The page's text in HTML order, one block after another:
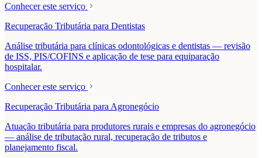
Conhecer este serviço
Recuperação Tributária para Dentistas
Análise tributária para clínicas odontológicas e dentistas — revisão
de ISS, PIS/COFINS e aplicação de tese para equiparação
hospitalar.
Conhecer este serviço
Recuperação Tributária para Agronegócio
Atuação tributária para produtores rurais e empresas do agronegócio
— análise de tributação rural, recuperação de tributos e
planejamento fiscal.